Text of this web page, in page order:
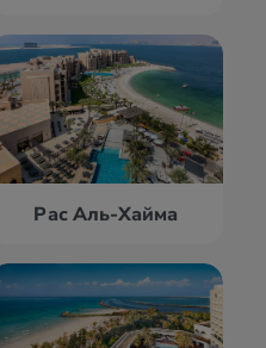
Рас Аль-Хайма